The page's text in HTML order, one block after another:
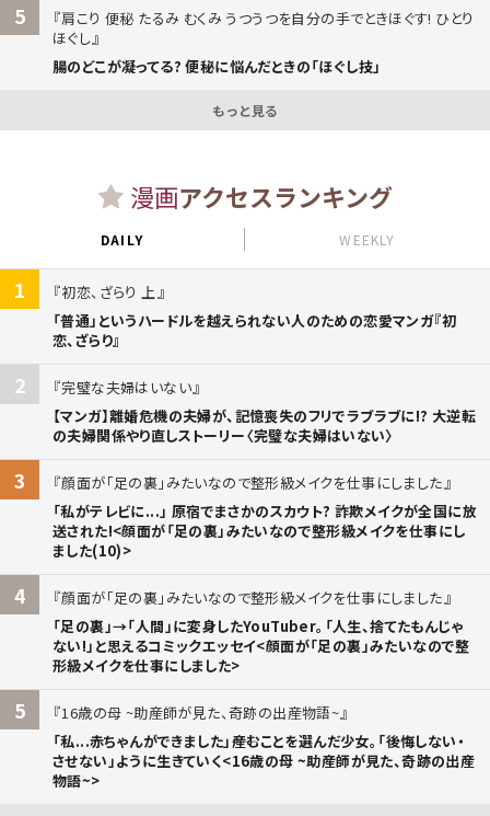
5
肩こり 便秘 たるみ むくみ うつうつを自分の手でときほぐす! ひとり
ほぐし
腸のどこが凝ってる? 便秘に悩んだときの「ほぐし技」
もっと見る
漫画アクセスランキング
DAILY WEEKLY
1
初恋、ざらり 上
「普通」というハードルを越えられない人のための恋愛マンガ『初
恋、ざらり』
2
完璧な夫婦はいない
【マンガ】離婚危機の夫婦が、記憶喪失のフリでラブラブに!? 大逆転
の夫婦関係やり直しストーリー〈完璧な夫婦はいない〉
3
顔面が「足の裏」みたいなので整形級メイクを仕事にしました
「私がテレビに...」 原宿でまさかのスカウト? 詐欺メイクが全国に放
送された!<顔面が「足の裏」みたいなので整形級メイクを仕事にし
ました(10)>
4
顔面が「足の裏」みたいなので整形級メイクを仕事にしました
「足の裏」→「人間」に変身したYouTuber。「人生、捨てたもんじゃ
ない!」と思えるコミックエッセイ<顔面が「足の裏」みたいなので整
形級メイクを仕事にしました>
5
16歳の母 ~助産師が見た、奇跡の出産物語~
「私...赤ちゃんができました」――産むことを選んだ少女。「後悔しない・
させない」ように生きていく<16歳の母 ~助産師が見た、奇跡の出産
物語~>